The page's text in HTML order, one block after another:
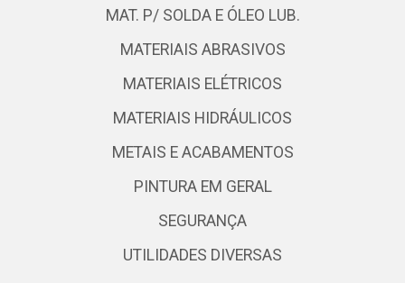
MAT. P/ SOLDA E ÓLEO LUB.
MATERIAIS ABRASIVOS
MATERIAIS ELÉTRICOS
MATERIAIS HIDRÁULICOS
METAIS E ACABAMENTOS
PINTURA EM GERAL
SEGURANÇA
UTILIDADES DIVERSAS